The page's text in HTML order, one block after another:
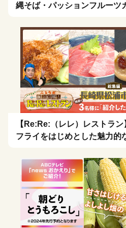
縄そば・パッションフルーツ
【Re:Re:（レレ）レストラ
フライをはじめとした魅力的